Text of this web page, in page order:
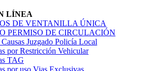
LÍNEA
DE VENTANILLA ÚNICA
PERMISO DE CIRCULACIÓN
Causas Juzgado Policía Local
por Restricción Vehicular
TAG
por uso Vias Exclusivas